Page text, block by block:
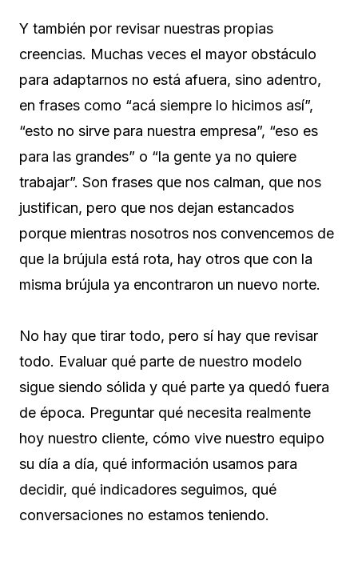
Y también por revisar nuestras propias
creencias. Muchas veces el mayor obstáculo
para adaptarnos no está afuera, sino adentro,
en frases como “acá siempre lo hicimos así”,
“esto no sirve para nuestra empresa”, “eso es
para las grandes” o “la gente ya no quiere
trabajar”. Son frases que nos calman, que nos
justifican, pero que nos dejan estancados
porque mientras nosotros nos convencemos de
que la brújula está rota, hay otros que con la
misma brújula ya encontraron un nuevo norte.
No hay que tirar todo, pero sí hay que revisar
todo. Evaluar qué parte de nuestro modelo
sigue siendo sólida y qué parte ya quedó fuera
de época. Preguntar qué necesita realmente
hoy nuestro cliente, cómo vive nuestro equipo
su día a día, qué información usamos para
decidir, qué indicadores seguimos, qué
conversaciones no estamos teniendo.